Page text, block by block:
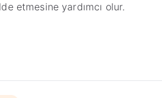
etmesine yardımcı olur.